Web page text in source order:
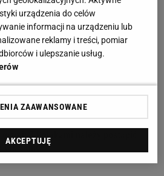
nad morzem zyskuje na
Coraz więcej osób wybiera ten
który podkręcił prędkość światła. Czy
prawa biologii?
grzmi: Z Polakami należy postąpić
tak samo
urządzenia do celów
informacji na urządzeniu lub
reklamy i treści, pomiar
i ulepszanie usług.
ZAAWANSOWANE
AKCEPTUJĘ